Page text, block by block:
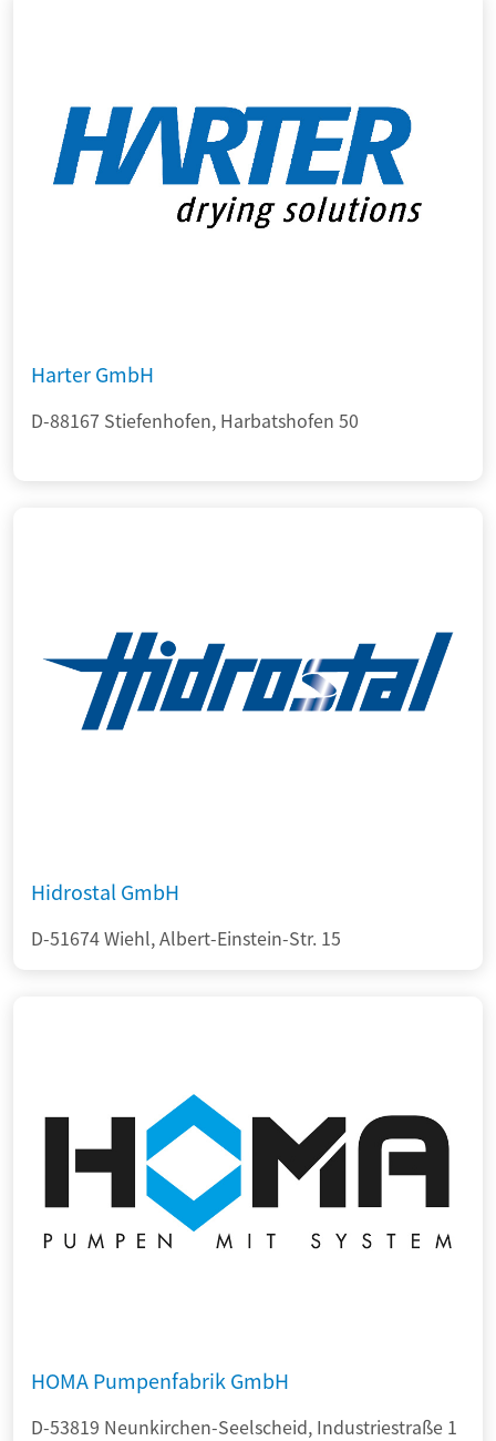
Harter GmbH
D-88167 Stiefenhofen, Harbatshofen 50
Hidrostal GmbH
D-51674 Wiehl, Albert-Einstein-Str. 15
HOMA Pumpenfabrik GmbH
D-53819 Neunkirchen-Seelscheid, Industriestraße 1